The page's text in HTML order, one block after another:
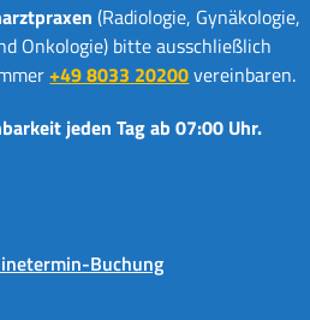
(Radiologie, Gynäkologie,
Onkologie) bitte ausschließlich
+49 8033 20200vereinbaren.
jeden Tag ab 07:00 Uhr.
Buchung